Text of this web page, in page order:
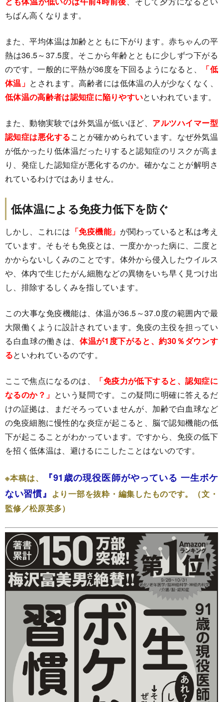
ちばん高くなります。
また、平均体温は加齢とともに下がります。赤ちゃんの平
熱は36.5～37.5度。そこから年齢とともに少しずつ下がる
のです。一般的に平熱が36度を下回るようになると、
「低
体温」 とされます。高齢者には低体温の人が少なくなく、
低体温の高齢者は認知症に陥りやすいといわれています。
また、動物実験では外気温が低いほど、 アルツハイマー型
認知症は悪化することが確かめられています。なぜ外気温
が低かったり低体温だったりすると認知症のリスクが高ま
り、発症した認知症が悪化するのか。確かなことが解明さ
れているわけではありません。
低体温による免疫力低下を防ぐ
しかし、これには 「免疫機能」 が関わっていると私は考え
ています。そもそも免疫とは、一度かかった病に、二度と
かからないしくみのことです。体外から侵入したウイルス
や、体内で生じたがん細胞などの異物をいち早く見つけ出
し、排除するしくみを指しています。
この大事な免疫機能は、体温が36.5～37.0度の範囲内で最
大限働くように設計されています。免疫の主役を担ってい
る白血球の働きは、 体温が1度下がると、約30％ダウンす
るといわれているのです。
ここで焦点になるのは、
「免疫力が低下すると、認知症に
なるのか？」 という疑問です。この疑問に明確に答えるだ
けの証拠は、まだそろっていませんが、加齢で白血球など
の免疫細胞に慢性的な炎症が起こると、脳で認知機能の低
下が起こることがわかっています。ですから、免疫の低下
を招く低体温は、避けるにこしたことはないのです。
※本稿は、
『91歳の現役医師がやっている 一生ボケ
ない習慣』 より一部を抜粋・編集したものです。（文・
監修／松原英多）